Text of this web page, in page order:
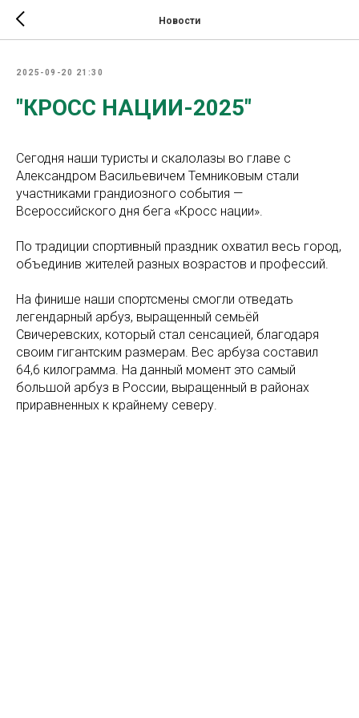
Новости
2025-09-20 21:30
"КРОСС НАЦИИ-2025"
Сегодня наши туристы и скалолазы во главе с
Александром Васильевичем Темниковым стали
участниками грандиозного события —
Всероссийского дня бега «Кросс нации».
По традиции спортивный праздник охватил весь город,
объединив жителей разных возрастов и профессий.
На финише наши спортсмены смогли отведать
легендарный арбуз, выращенный семьёй
Свичеревских, который стал сенсацией, благодаря
своим гигантским размерам. Вес арбуза составил
64,6 килограмма. На данный момент это самый
большой арбуз в России, выращенный в районах
приравненных к крайнему северу.